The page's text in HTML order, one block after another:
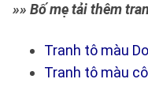
»» Bố mẹ tải thêm
Tranh tô màu
Tranh tô màu